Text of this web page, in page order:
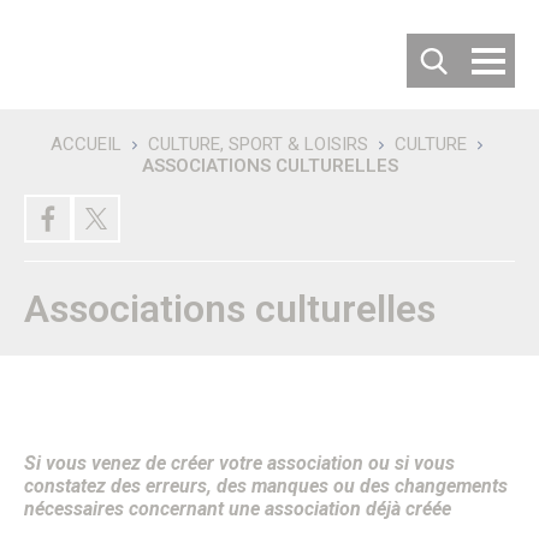
Villes jumelées
Les 50 ans du Jumelage avec Langenfeld
Carte d’identité de la ville
Office de tourisme
Vous êtes un nouvel habitant
Patrimoine & Histoire
Recherche
ACCUEIL CULTURE, SPORT & LOISIRS
CULTURE
ASSOCIATIONS CULTURELLES
Associations culturelles
Si vous venez de créer votre association ou si vous
constatez des erreurs, des manques ou des changements
nécessaires concernant une association déjà créée